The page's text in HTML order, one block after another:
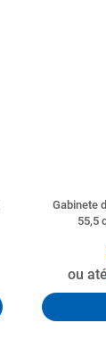
Gabinete
55,5
ou